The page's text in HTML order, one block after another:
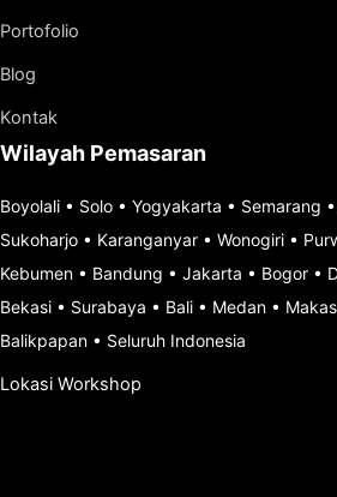
Portofolio
Blog
Kontak
Wilayah Pemasaran
Boyolali • Solo • Yogyakarta • Semarang •
Sukoharjo • Karanganyar • Wonogiri •
Kebumen • Bandung • Jakarta • Bogor •
Bekasi • Surabaya • Bali • Medan •
Balikpapan • Seluruh Indonesia
Lokasi Workshop